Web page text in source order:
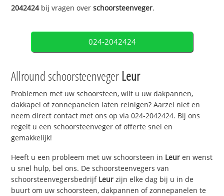
2042424bij vragen overschoorsteenveger.
024-2042424
Allround schoorsteenveger Leur
Problemen met uw schoorsteen, wilt u uw dakpannen,
dakkapel of zonnepanelen laten reinigen? Aarzel niet en
neem direct contact met ons op via 024-2042424. Bij ons
regelt u een schoorsteenveger of offerte snel en
gemakkelijk!
Heeft u een probleem met uw schoorsteen in Leur en wenst
u snel hulp, bel ons. De schoorsteenvegers van
schoorsteenvegersbedrijf Leur zijn elke dag bij u in de
buurt om uw schoorsteen, dakpannen of zonnepanelen te